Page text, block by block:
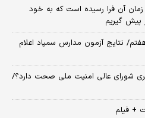
آن فرا رسیده است که به خود
پیش گیریم
نتایج آزمون مدارس سمپاد اعلام
شورای عالی امنیت ملی صحت دارد؟/
+ فیلم